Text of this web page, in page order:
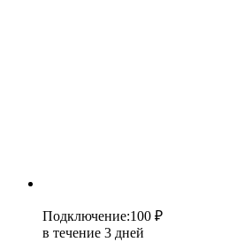
Подключение:100 ₽
в течение 3 дней